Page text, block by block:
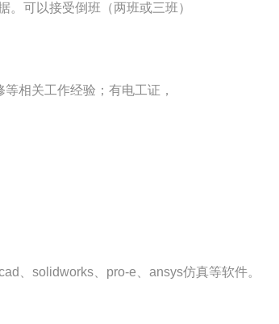
可以接受倒班（两班或三班）
相关工作经验；有电工证，
、solidworks、pro-e、ansys仿真等软件。